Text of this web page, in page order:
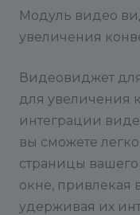
Модуль видео
увеличения
Видеовиджет
для увеличения
интеграции
вы сможете
страницы
окне, привлекая
удерживая их